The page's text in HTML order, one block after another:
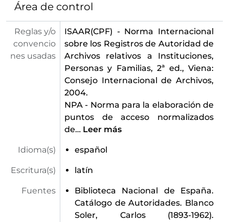
Área de control
Reglas y/o
convencio
nes usadas
ISAAR(CPF) - Norma Internacional
sobre los Registros de Autoridad de
Archivos relativos a Instituciones,
Personas y Familias, 2ª ed., Viena:
Consejo Internacional de Archivos,
2004.
NPA - Norma para la elaboración de
puntos de acceso normalizados
de… Leer más
Idioma(s) español
Escritura(s) latín
Fuentes
Biblioteca Nacional de España.
Catálogo de Autoridades. Blanco
Soler, Carlos (1893-1962).